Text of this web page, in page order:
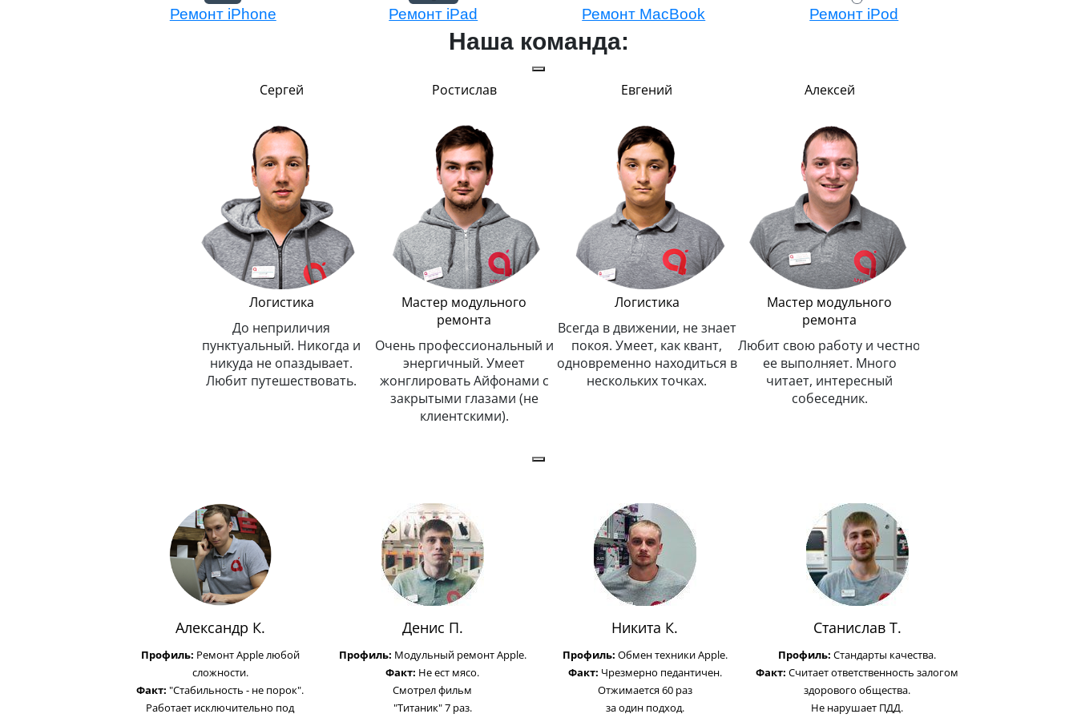
Ремонт iPhone Ремонт iPad Ремонт MacBook Ремонт iPod
Наша команда:
Сергей
Логистика
До неприличия
пунктуальный. Никогда и
никуда не опаздывает.
Любит путешествовать.
Ростислав
Мастер модульного
ремонта
Очень профессиональный и
энергичный. Умеет
жонглировать Айфонами с
закрытыми глазами (не
клиентскими).
Евгений
Логистика
Всегда в движении, не знает
покоя. Умеет, как квант,
одновременно находиться в
нескольких точках.
Алексей
Мастер модульного
ремонта
Любит свою работу и честно
ее выполняет. Много
читает, интересный
собеседник.
Александр К.
Профиль: Ремонт Apple любой
сложности.
Факт: "Стабильность - не порок".
Работает исключительно под
Денис П.
Профиль: Модульный ремонт Apple.
Факт: Не ест мясо.
Смотрел фильм
"Титаник" 7 раз.
Никита К.
Профиль: Обмен техники Apple.
Факт: Чрезмерно педантичен.
Отжимается 60 раз
за один подход.
Станислав Т.
Профиль: Стандарты качества.
Факт: Считает ответственность залогом
здорового общества.
Не нарушает ПДД.